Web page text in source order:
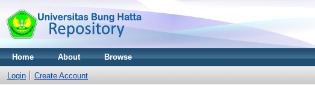
Home About Browse
Login Create Account